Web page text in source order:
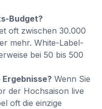
Budget?
oft zwischen 30.000
mehr. White-Label-
bei 50 bis 500
Wenn Sie
der Hochsaison live
oft die einzige